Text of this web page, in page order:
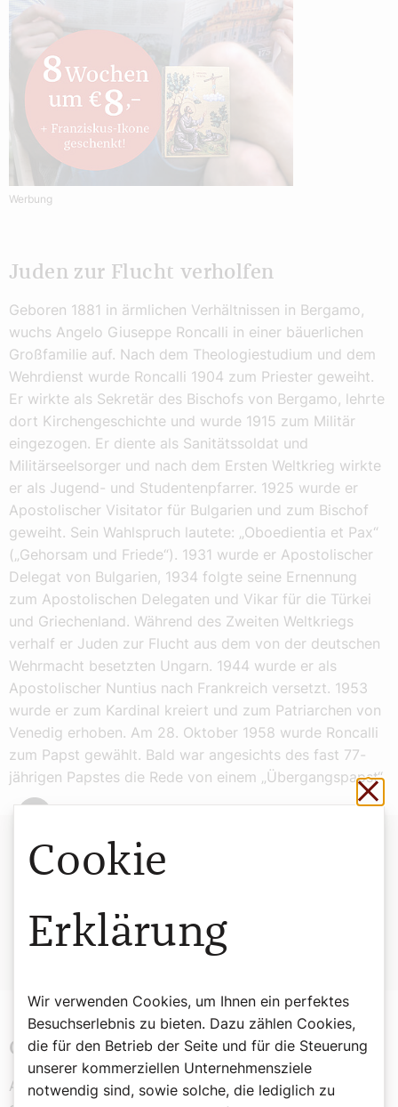
Werbung
Juden zur Flucht verholfen
Geboren 1881 in ärmlichen Verhältnissen in Bergamo,
wuchs Angelo Giuseppe Roncalli in einer bäuerlichen
Großfamilie auf. Nach dem Theologiestudium und dem
Wehrdienst wurde Roncalli 1904 zum Priester geweiht.
Er wirkte als Sekretär des Bischofs von Bergamo, lehrte
dort Kirchengeschichte und wurde 1915 zum Militär
eingezogen. Er diente als Sanitätssoldat und
Militärseelsorger und nach dem Ersten Weltkrieg wirkte
er als Jugend- und Studentenpfarrer. 1925 wurde er
Apostolischer Visitator für Bulgarien und zum Bischof
geweiht. Sein Wahlspruch lautete: „Oboedientia et Pax“
(„Gehorsam und Friede“). 1931 wurde er Apostolischer
Delegat von Bulgarien, 1934 folgte seine Ernennung
zum Apostolischen Delegaten und Vikar für die Türkei
und Griechenland. Während des Zweiten Weltkriegs
verhalf er Juden zur Flucht aus dem von der deutschen
Wehrmacht besetzten Ungarn. 1944 wurde er als
Apostolischer Nuntius nach Frankreich versetzt. 1953
wurde er zum Kardinal kreiert und zum Patriarchen von
Venedig erhoben. Am 28. Oktober 1958 wurde Roncalli
zum Papst gewählt. Bald war angesichts des fast 77-
jährigen Papstes die Rede von einem „Übergangspapst“.
Johannes XXIII.
Papst:vom 28. Oktober 1958 bis zum 3. Juni 1963.
Heiliggesprochen:27. April 2014
11. Oktober.
Gehaltserhöhung für die Angestellten
Aber Johannes XXIII. reorganisierte die Kurie und
Cookie
Erklärung
Wir verwenden Cookies, um Ihnen ein perfektes
Besuchserlebnis zu bieten. Dazu zählen Cookies,
die für den Betrieb der Seite und für die Steuerung
unserer kommerziellen Unternehmensziele
notwendig sind, sowie solche, die lediglich zu